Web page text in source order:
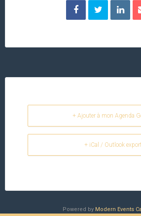
+ Ajouter à mon Agenda
+ iCal / Outlook
Powered by Modern Events